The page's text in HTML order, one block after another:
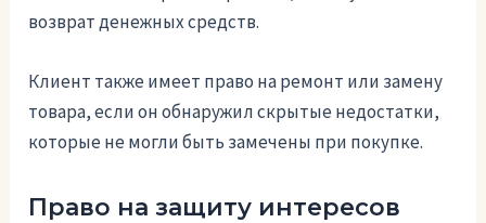
возврат денежных средств.
Клиент также имеет право на ремонт или замену
товара, если он обнаружил скрытые недостатки,
которые не могли быть замечены при покупке.
Право на защиту интересов